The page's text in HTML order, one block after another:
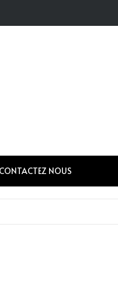
CONTACTEZ NOUS